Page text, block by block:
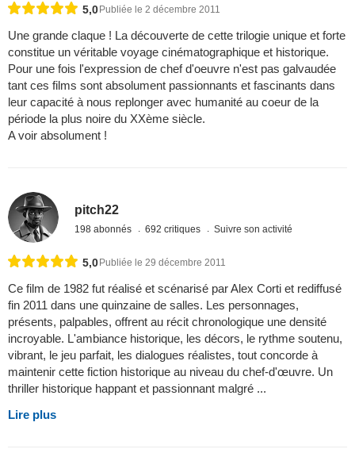
5,0Publiée le 2 décembre 2011
Une grande claque ! La découverte de cette trilogie unique et forte
constitue un véritable voyage cinématographique et historique.
Pour une fois l'expression de chef d'oeuvre n'est pas galvaudée
tant ces films sont absolument passionnants et fascinants dans
leur capacité à nous replonger avec humanité au coeur de la
période la plus noire du XXème siècle.
A voir absolument !
pitch22
198 abonnés 692 critiques Suivre son activité
5,0Publiée le 29 décembre 2011
Ce film de 1982 fut réalisé et scénarisé par Alex Corti et rediffusé
fin 2011 dans une quinzaine de salles. Les personnages,
présents, palpables, offrent au récit chronologique une densité
incroyable. L'ambiance historique, les décors, le rythme soutenu,
vibrant, le jeu parfait, les dialogues réalistes, tout concorde à
maintenir cette fiction historique au niveau du chef-d'œuvre. Un
thriller historique happant et passionnant malgré ...
Lire plus